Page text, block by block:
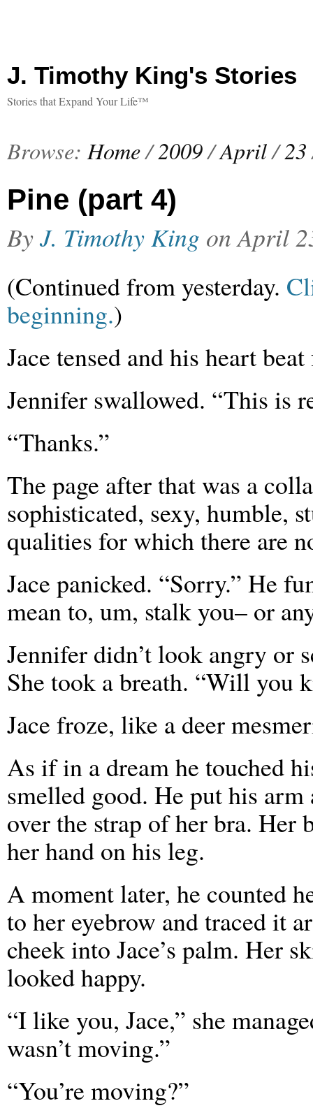
J. Timothy King's Stories
Stories that Expand Your Life™
Browse: Home/2009/April/23
Pine (part 4)
ByJ. Timothy King onApril
(Continued from yesterday.
beginning.)
Jace tensed and his heart beat
Jennifer swallowed. “This is
“Thanks.”
The page after that was a
sophisticated, sexy, humble,
qualities for which there are
Jace panicked. “Sorry.” He
mean to, um, stalk you– or
Jennifer didn’t look angry or
She took a breath. “Will you
Jace froze, like a deer
As if in a dream he touched
smelled good. He put his arm
over the strap of her bra. Her
her hand on his leg.
A moment later, he counted
to her eyebrow and traced it
cheek into Jace’s palm. Her
looked happy.
“I like you, Jace,” she
wasn’t moving.”
“You’re moving?”